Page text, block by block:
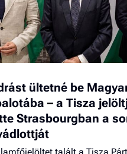
ültetné be
– a Tisza
Strasbourgban a